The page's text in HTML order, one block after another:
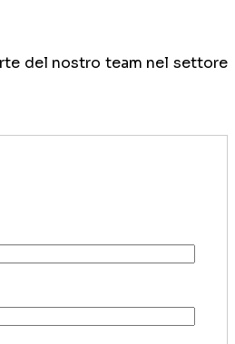
del nostro team nel settore